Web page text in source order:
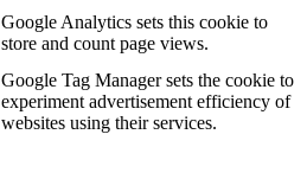
Google Analytics sets this cookie to
store and count page views.
Google Tag Manager sets the cookie to
experiment advertisement efficiency of
websites using their services.